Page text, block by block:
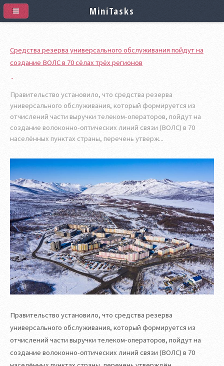
Средства резерва универсального обслуживания пойдут на
создание ВОЛС в 70 сёлах трёх регионов
Правительство установило, что средства резерва
универсального обслуживания, который формируется из
отчислений части выручки телеком-операторов, пойдут на
создание волоконно-оптических линий связи (ВОЛС) в 70
населённых пунктах страны, перечень утверж...
Правительство установило, что средства резерва
универсального обслуживания, который формируется из
отчислений части выручки телеком-операторов, пойдут на
создание волоконно-оптических линий связи (ВОЛС) в 70
MiniTasks